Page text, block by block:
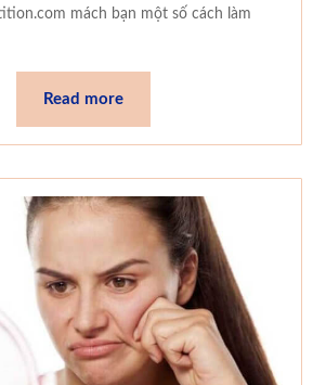
mách bạn một số cách làm
Read more